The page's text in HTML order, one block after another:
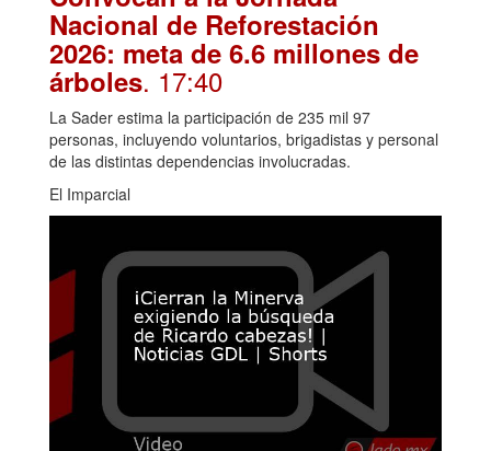
Nacional de Reforestación
2026: meta de 6.6 millones de
árboles. 17:40
La Sader estima la participación de 235 mil 97
personas, incluyendo voluntarios, brigadistas y personal
de las distintas dependencias involucradas.
El Imparcial